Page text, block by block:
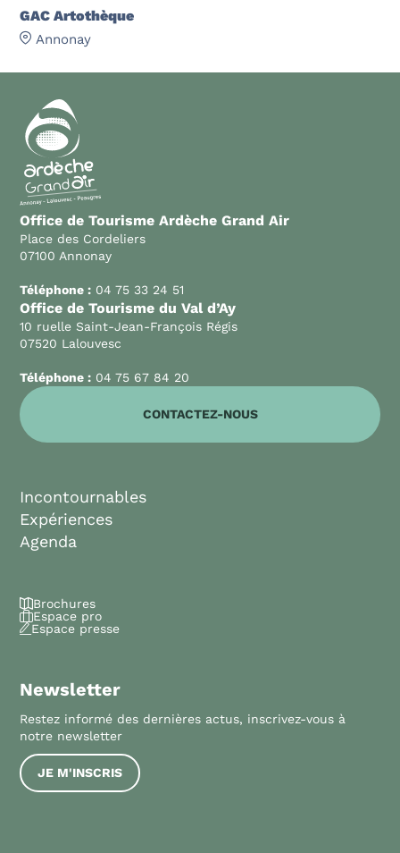
GAC Artothèque
Annonay
Office de Tourisme Ardèche Grand Air
Place des Cordeliers
07100 Annonay
Téléphone : 04 75 33 24 51
Office de Tourisme du Val d’Ay
10 ruelle Saint-Jean-François Régis
07520 Lalouvesc
Téléphone : 04 75 67 84 20
CONTACTEZ-NOUS
Incontournables
Expériences
Agenda
Brochures
Espace pro
Espace presse
Newsletter
Restez informé des dernières actus, inscrivez-vous à
notre newsletter
JE M'INSCRIS